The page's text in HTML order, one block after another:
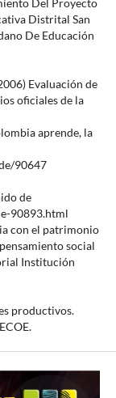
Del Proyecto
Distrital San
De Educación
Evaluación de
oficiales de la
aprende, la
90647
de
90893.html
con el patrimonio
social
Institución
productivos.